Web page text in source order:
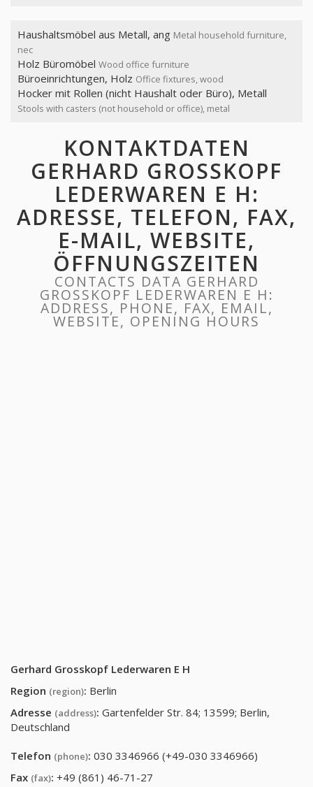
Haushaltsmöbel aus Metall, ang Metal household furniture,
nec
Holz Büromöbel Wood office furniture
Büroeinrichtungen, Holz Office fixtures, wood
Hocker mit Rollen (nicht Haushalt oder Büro), Metall
Stools with casters (not household or office), metal
KONTAKTDATEN
GERHARD GROSSKOPF
LEDERWAREN E H:
ADRESSE, TELEFON, FAX,
E-MAIL, WEBSITE,
ÖFFNUNGSZEITEN
CONTACTS DATA GERHARD
GROSSKOPF LEDERWAREN E H:
ADDRESS, PHONE, FAX, EMAIL,
WEBSITE, OPENING HOURS
Gerhard Grosskopf Lederwaren E H
Region (region): Berlin
Adresse (address): Gartenfelder Str. 84; 13599; Berlin,
Deutschland
Telefon (phone): 030 3346966 (+49-030 3346966)
Fax (fax): +49 (861) 46-71-27